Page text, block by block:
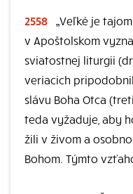
2558
„Veľké je
v Apoštolskom
sviatostnej liturgii
veriacich
slávu Boha Otca
teda vyžaduje, aby
žili v živom a
Bohom. Týmto